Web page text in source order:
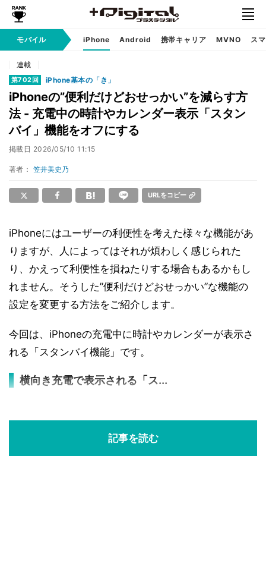
モバイル iPhone Android 携帯キャリア MVNO ス
連載
第702回 iPhone基本の「き」
iPhoneの”便利だけどおせっかい”を減らす方
法 - 充電中の時計やカレンダー表示「スタン
バイ」機能をオフにする
掲載日 2026/05/10 11:15
著者： 笠井美史乃
URLをコピー
iPhoneにはユーザーの利便性を考えた様々な機能があ
りますが、人によってはそれが煩わしく感じられた
り、かえって利便性を損ねたりする場合もあるかもし
れません。そうした”便利だけどおせっかい”な機能の
設定を変更する方法をご紹介します。
今回は、iPhoneの充電中に時計やカレンダーが表示さ
れる「スタンバイ機能」です。
横向き充電で表示される「ス...
記事を読む